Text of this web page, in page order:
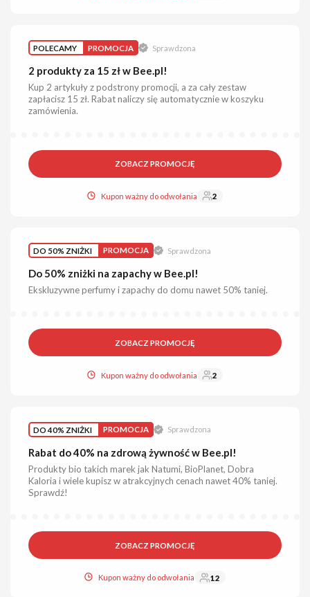
POLECAMY PROMOCJA Sprawdzona
2 produkty za 15 zł w Bee.pl!
Kup 2 artykuły z podstrony promocji, a za cały zestaw
zapłacisz 15 zł. Rabat naliczy się automatycznie w koszyku
zamówienia.
ZOBACZ PROMOCJĘ
Kupon ważny do odwołania 2
DO 50% ZNIŻKI PROMOCJA Sprawdzona
Do 50% zniżki na zapachy w Bee.pl!
Ekskluzywne perfumy i zapachy do domu nawet 50% taniej.
ZOBACZ PROMOCJĘ
Kupon ważny do odwołania 2
DO 40% ZNIŻKI PROMOCJA Sprawdzona
Rabat do 40% na zdrową żywność w Bee.pl!
Produkty bio takich marek jak Natumi, BioPlanet, Dobra
Kaloria i wiele kupisz w atrakcyjnych cenach nawet 40% taniej.
Sprawdź!
ZOBACZ PROMOCJĘ
Kupon ważny do odwołania 12